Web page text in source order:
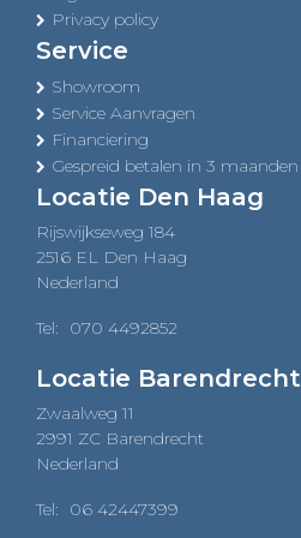
Privacy policy
Service
Showroom
Service Aanvragen
Financiering
Gespreid betalen in 3 maanden
Locatie Den Haag
Rijswijkseweg 184
2516 EL Den Haag
Nederland
Tel: 070 4492852
Locatie Barendrecht
Zwaalweg 11
2991 ZC Barendrecht
Nederland
Tel: 06 42447399